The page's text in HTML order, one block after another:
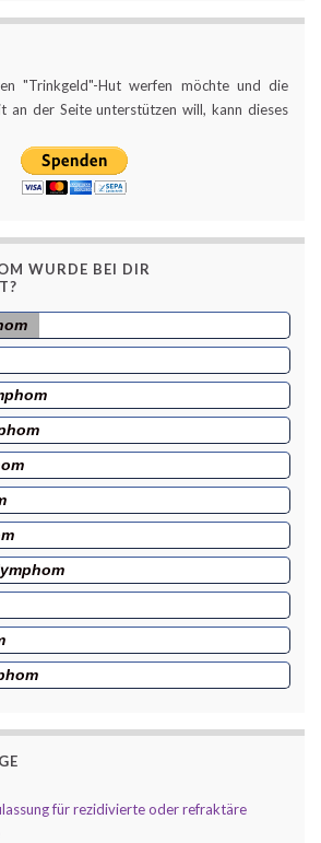
"Trinkgeld"-Hut werfen möchte und die
an der Seite unterstützen will, kann dieses
WURDE BEI DIR
für rezidivierte oder refraktäre